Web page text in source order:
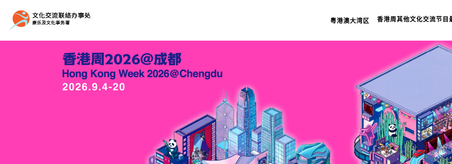
粤港澳大湾区 香港周 其他文化交流节目
档案室
相关连结
网页指
重要告